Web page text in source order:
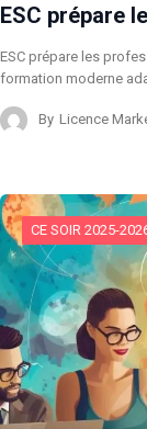
ESC prépare
ESC prépare les
formation moderne
By Licence
CE SOIR 2025-